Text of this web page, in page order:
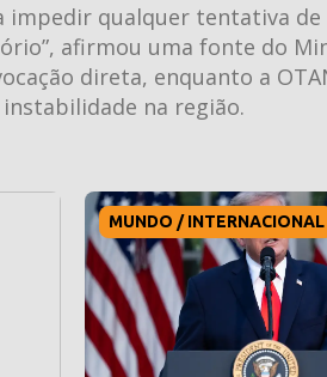
impedir qualquer tentativa de
afirmou uma fonte do
direta, enquanto a
na região.
MUNDO / INTERNACIONAL